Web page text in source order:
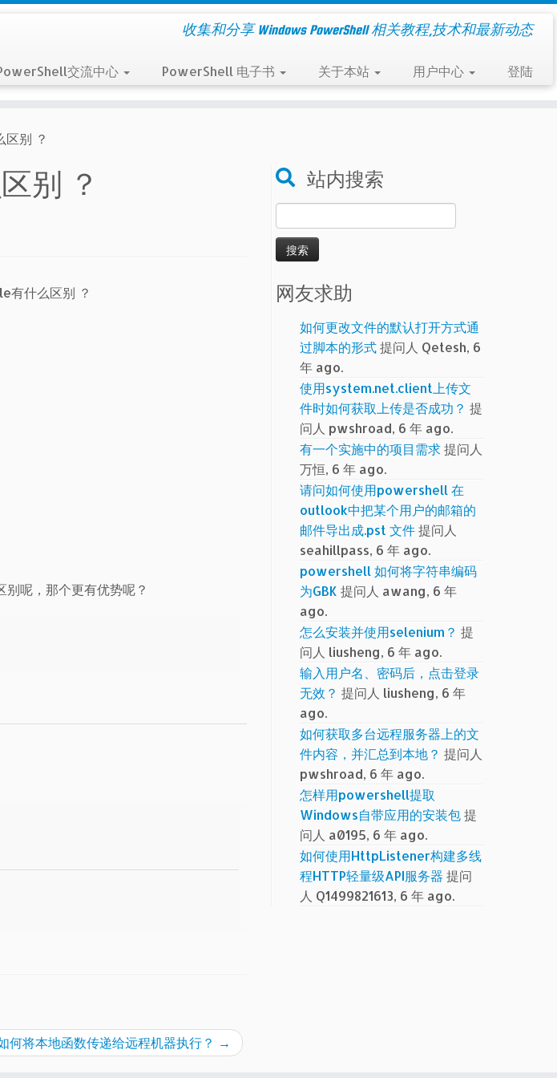
收集和分享 Windows PowerShell 相关教程,技术和最新动态
交流中心 PowerShell 电子书 关于本站 用户中心 登陆
别 ？
别 ？
有什么区别 ？
呢，那个更有优势呢？
何将本地函数传递给远程机器执行？ →
站内搜索
索：
网友求助
如何更改文件的默认打开方式通
过脚本的形式提问人 Qetesh, 6
年 ago.
使用system.net.client上传文
件时如何获取上传是否成功？ 提
问人 pwshroad, 6 年 ago.
有一个实施中的项目需求提问人
万恒, 6 年 ago.
请问如何使用powershell 在
outlook中把某个用户的邮箱的
邮件导出成.pst 文件提问人
seahillpass, 6 年 ago.
powershell 如何将字符串编码
为GBK 提问人 awang, 6 年
ago.
怎么安装并使用selenium？ 提
问人 liusheng, 6 年 ago.
输入用户名、密码后，点击登录
无效？ 提问人 liusheng, 6 年
ago.
如何获取多台远程服务器上的文
件内容，并汇总到本地？ 提问人
pwshroad, 6 年 ago.
怎样用powershell提取
Windows自带应用的安装包提
问人 a0195, 6 年 ago.
如何使用HttpListener构建多线
程HTTP轻量级API服务器 提问
人 Q1499821613, 6 年 ago.